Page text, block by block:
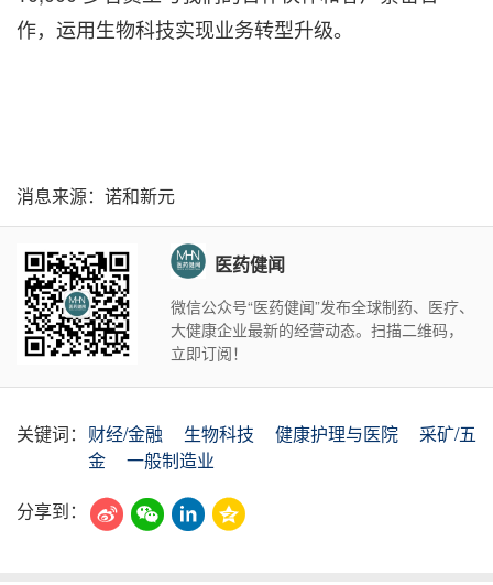
作，运用生物科技实现业务转型升级。
消息来源：诺和新元
医药健闻
微信公众号“医药健闻”发布全球制药、医疗、
大健康企业最新的经营动态。扫描二维码，
立即订阅！
关键词： 财经/金融 生物科技 健康护理与医院
采矿/五
金
一般制造业
分享到：